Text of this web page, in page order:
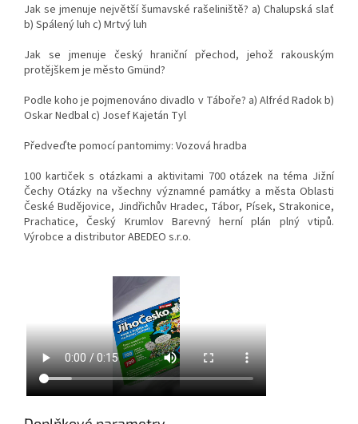
Jak se jmenuje největší šumavské rašeliniště? a) Chalupská slať
b) Spálený luh c) Mrtvý luh
Jak se jmenuje český hraniční přechod, jehož rakouským
protějškem je město Gmünd?
Podle koho je pojmenováno divadlo v Táboře? a) Alfréd Radok b)
Oskar Nedbal c) Josef Kajetán Tyl
Předveďte pomocí pantomimy: Vozová hradba
100 kartiček s otázkami a aktivitami 700 otázek na téma Jižní
Čechy Otázky na všechny významné památky a města Oblasti
České Budějovice, Jindřichův Hradec, Tábor, Písek, Strakonice,
Prachatice, Český Krumlov Barevný herní plán plný vtipů.
Výrobce a distributor ABEDEO s.r.o.